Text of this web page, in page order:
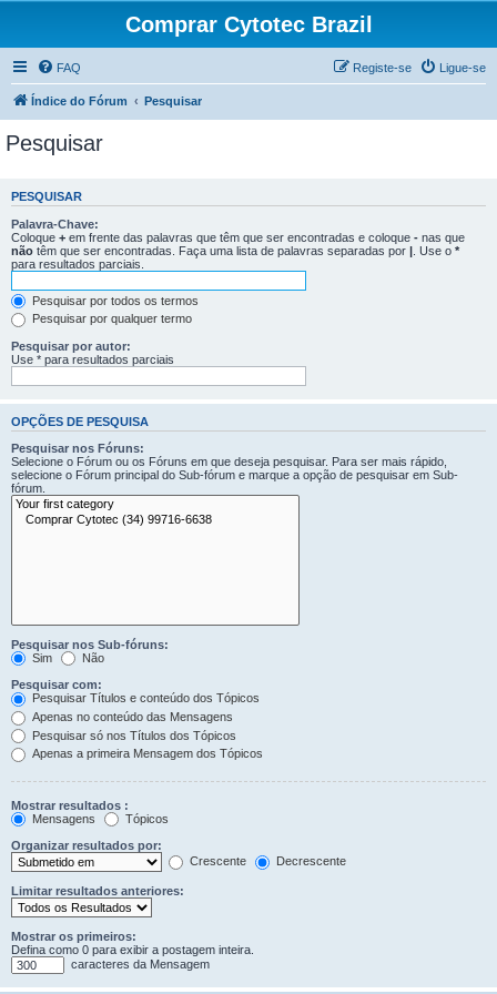
Comprar Cytotec Brazil
FAQ Ligue-se
Registe-se
Índice do Fórum Pesquisar
Pesquisar
PESQUISAR
Palavra-Chave:
Coloque + em frente das palavras que têm que ser encontradas e coloque - nas que
não têm que ser encontradas. Faça uma lista de palavras separadas por | . Use o *
para resultados parciais.
Pesquisar por todos os termos
Pesquisar por qualquer termo
Pesquisar por autor:
Use * para resultados parciais
OPÇÕES DE PESQUISA
Pesquisar nos Fóruns:
Selecione o Fórum ou os Fóruns em que deseja pesquisar. Para ser mais rápido,
selecione o Fórum principal do Sub-fórum e marque a opção de pesquisar em Sub-
fórum.
Pesquisar nos Sub-fóruns:
Sim
Não
Pesquisar com:
Pesquisar Títulos e conteúdo dos Tópicos
Apenas no conteúdo das Mensagens
Pesquisar só nos Títulos dos Tópicos
Apenas a primeira Mensagem dos Tópicos
Mostrar resultados :
Mensagens
Tópicos
Organizar resultados por:
Crescente
Decrescente
Limitar resultados anteriores:
Mostrar os primeiros:
Defina como 0 para exibir a postagem inteira.
caracteres da Mensagem